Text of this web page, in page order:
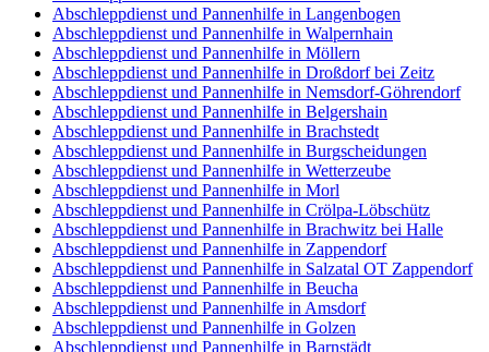
Abschleppdienst und Pannenhilfe in Langenbogen
Abschleppdienst und Pannenhilfe in Walpernhain
Abschleppdienst und Pannenhilfe in Möllern
Abschleppdienst und Pannenhilfe in Droßdorf bei Zeitz
Abschleppdienst und Pannenhilfe in Nemsdorf-Göhrendorf
Abschleppdienst und Pannenhilfe in Belgershain
Abschleppdienst und Pannenhilfe in Brachstedt
Abschleppdienst und Pannenhilfe in Burgscheidungen
Abschleppdienst und Pannenhilfe in Wetterzeube
Abschleppdienst und Pannenhilfe in Morl
Abschleppdienst und Pannenhilfe in Crölpa-Löbschütz
Abschleppdienst und Pannenhilfe in Brachwitz bei Halle
Abschleppdienst und Pannenhilfe in Zappendorf
Abschleppdienst und Pannenhilfe in Salzatal OT Zappendorf
Abschleppdienst und Pannenhilfe in Beucha
Abschleppdienst und Pannenhilfe in Amsdorf
Abschleppdienst und Pannenhilfe in Golzen
Abschleppdienst und Pannenhilfe in Barnstädt